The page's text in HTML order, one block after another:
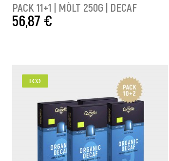
PACK 11+1 | MÒLT 250G | DECAF
56,87 €
AFEGIR A LA CISTELLA
ECO